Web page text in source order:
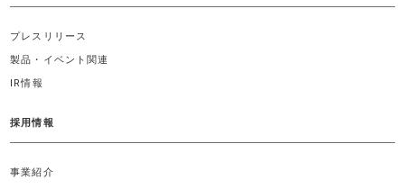
プレスリリース
製品・イベント関連
IR情報
採用情報
事業紹介